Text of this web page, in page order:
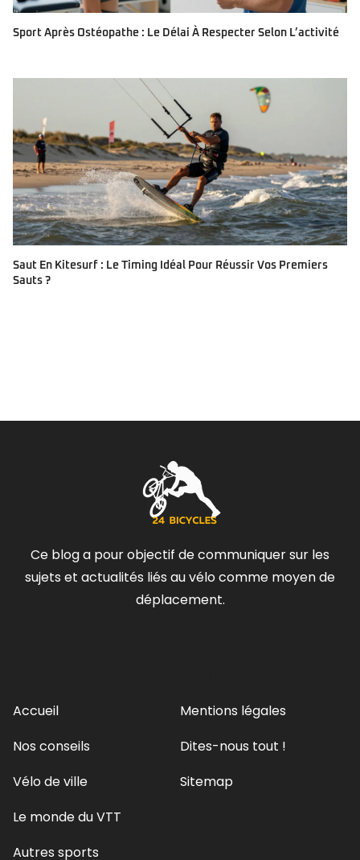
Sport Après Ostéopathe : Le Délai À Respecter Selon L’activité
Saut En Kitesurf : Le Timing Idéal Pour Réussir Vos Premiers
Sauts ?
Ce blog a pour objectif de communiquer sur les
sujets et actualités liés au vélo comme moyen de
déplacement.
Accueil
Nos conseils
Vélo de ville
Le monde du VTT
Autres sports
Mentions légales
Dites-nous tout !
Sitemap